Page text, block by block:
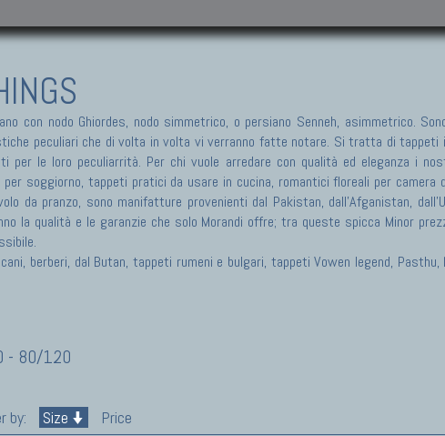
con nodo Ghiordes, nodo simmetrico, o persiano Senneh, asimmetrico.
peculiari che di volta in volta vi verranno fatte notare. Si tratta di
le loro peculiarrità. Per chi vuole arredare con qualità ed eleganza i
soggiorno, tappeti pratici da usare in cucina, romantici floreali per camera
da pranzo, sono manifatture provenienti dal Pakistan, dall'Afganistan,
la qualità e le garanzie che solo Morandi offre; tra queste spicca Minor
berberi, dal Butan, tappeti rumeni e bulgari, tappeti Vowen legend, Pasthu,
- 80/120
by: Size Price